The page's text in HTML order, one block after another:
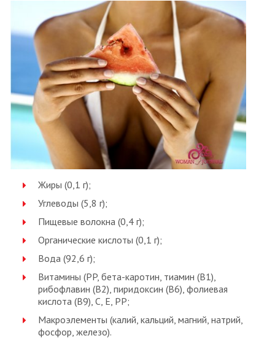
Жиры (0,1 г);
Углеводы (5,8 г);
Пищевые волокна (0,4 г);
Органические кислоты (0,1 г);
Вода (92,6 г);
Витамины (PP, бета-каротин, тиамин (В1),
рибофлавин (В2), пиридоксин (В6), фолиевая
кислота (В9), C, E, PP;
Макроэлементы (калий, кальций, магний, натрий,
фосфор, железо).